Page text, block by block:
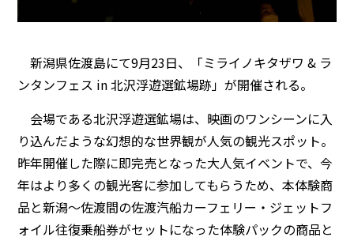
新潟県佐渡島にて9月23日、「ミライノキタザワ & ラ
ンタンフェス in 北沢浮遊選鉱場跡」が開催される。
会場である北沢浮遊選鉱場は、映画のワンシーンに入
り込んだような幻想的な世界観が人気の観光スポット。
昨年開催した際に即完売となった大人気イベントで、今
年はより多くの観光客に参加してもらうため、本体験商
品と新潟～佐渡間の佐渡汽船カーフェリー・ジェットフ
ォイル往復乗船券がセットになった体験パックの商品と